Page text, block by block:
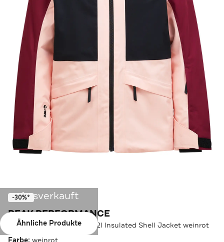
Ausverkauft
Ähnliche Produkte
-30%*
PEAK PERFORMANCE
Skijacke Jr Gravity Hipe® 2l Insulated Shell Jacket weinrot
weinrot